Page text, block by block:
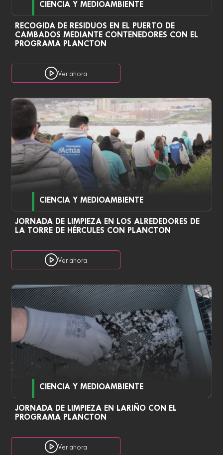
CIENCIA Y MEDIOAMBIENTE
RECOGIDA DE RESIDUOS EN EL PUERTO DE
CAMBADOS MEDIANTE CONTENEDORES CON EL
PROGRAMA PLANCTON
Ver ahora
CIENCIA Y MEDIOAMBIENTE
JORNADA DE LIMPIEZA EN LOS ALREDEDORES DE
LA TORRE DE HÉRCULES CON PLANCTON
Ver ahora
CIENCIA Y MEDIOAMBIENTE
JORNADA DE LIMPIEZA EN LARIÑO CON EL
PROGRAMA PLANCTON
Ver ahora